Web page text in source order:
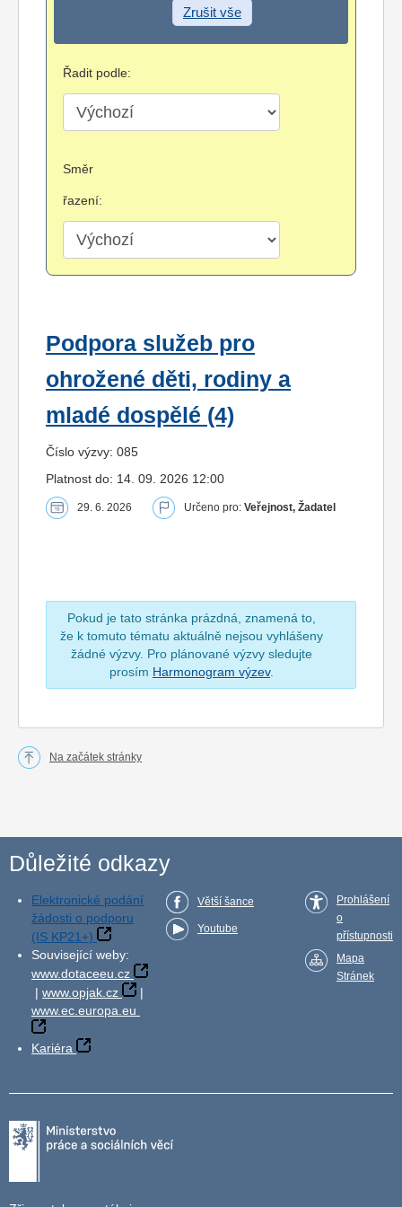
Zrušit vše
Řadit podle:
Směr
řazení:
Podpora služeb pro
ohrožené děti, rodiny a
mladé dospělé (4)
Číslo výzvy: 085
Platnost do: 14. 09. 2026 12:00
29. 6. 2026 Určeno pro: Veřejnost, Žadatel
Pokud je tato stránka prázdná, znamená to,
že k tomuto tématu aktuálně nejsou vyhlášeny
žádné výzvy. Pro plánované výzvy sledujte
prosím Harmonogram výzev.
Na začátek stránky
Důležité odkazy
Elektronické podání
žádosti o podporu
(IS KP21+)
Související weby:
www.dotaceeu.cz
| www.opjak.cz
|
www.ec.europa.eu
Kariéra
Větší šance
Youtube
Prohlášení
o
přístupnosti
Mapa
Stránek